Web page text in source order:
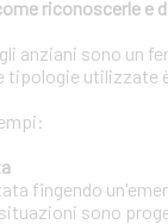
riconoscerle e
anziani sono un
tipologie utilizzate
fingendo
sono